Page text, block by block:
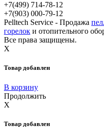
+7(499) 714-78-12
+7(903) 000-79-12
Pelltech Service - Продажа
горелок и отопительного
Все права защищены.
X
Товар добавлен
В корзину
Продолжить
X
Товар добавлен